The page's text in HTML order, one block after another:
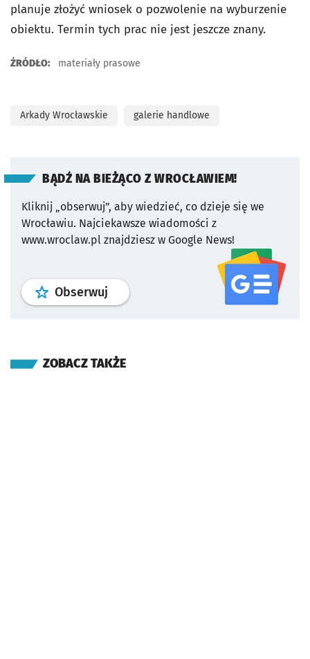
planuje złożyć wniosek o pozwolenie na wyburzenie
obiektu. Termin tych prac nie jest jeszcze znany.
ŹRÓDŁO: materiały prasowe
Arkady Wrocławskie galerie handlowe
BĄDŹ NA BIEŻĄCO Z WROCŁAWIEM!
Kliknij „obserwuj”, aby wiedzieć, co dzieje się we
Wrocławiu. Najciekawsze wiadomości z
www.wroclaw.pl znajdziesz w Google News!
Obserwuj profil serwisu
ZOBACZ TAKŻE